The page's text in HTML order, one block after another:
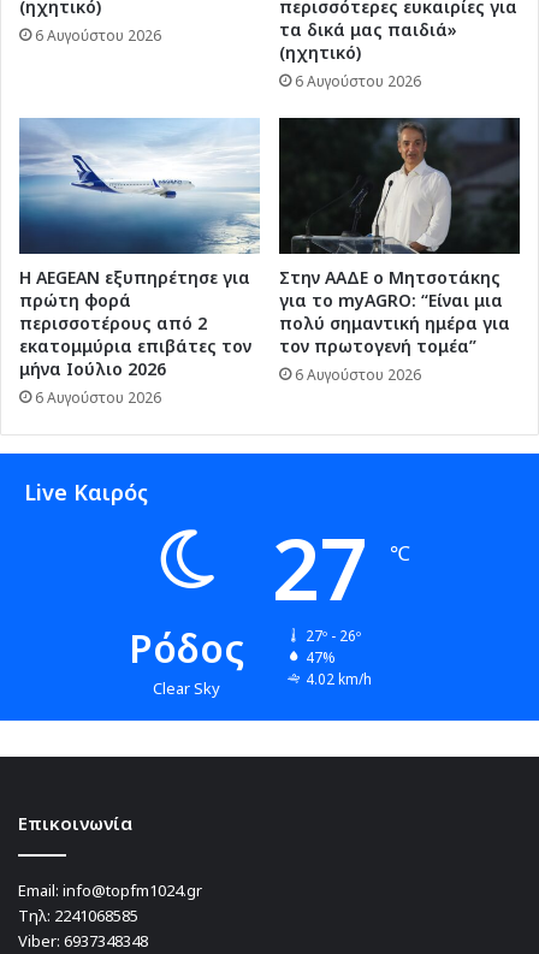
(ηχητικό)
6 Αυγούστου 2026
περισσότερες ευκαιρίες για
τα δικά μας παιδιά»
(ηχητικό)
6 Αυγούστου 2026
Η AEGEAN εξυπηρέτησε για
πρώτη φορά
περισσοτέρους από 2
εκατομμύρια επιβάτες τον
μήνα Ιούλιο 2026
6 Αυγούστου 2026
Στην ΑΑΔΕ ο Μητσοτάκης
για το myAGRO: “Είναι μια
πολύ σημαντική ημέρα για
τον πρωτογενή τομέα”
6 Αυγούστου 2026
Live Καιρός
Ρόδος
Clear Sky
27 ℃
27º - 26º
47%
4.02 km/h
Επικοινωνία
Email: info@topfm1024.gr
Τηλ: 2241068585
Viber: 6937348348